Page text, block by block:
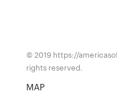
© 2019 https://
rights reserved.
MAP